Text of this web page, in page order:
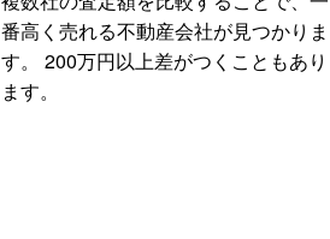
番高く売れる不動産会社が見つかりま
す。 200万円以上差がつくこともあり
ます。